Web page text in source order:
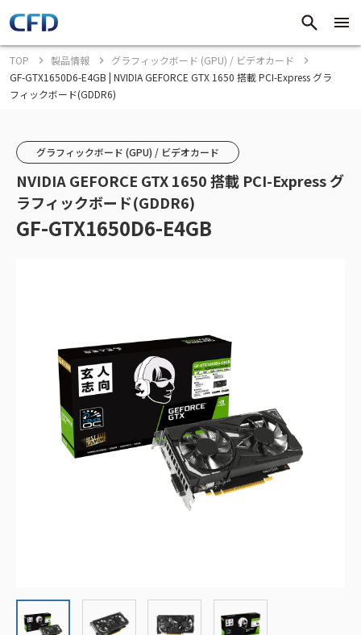
TOP 製品情報
グラフィックボード (GPU) / ビデオカード
GF-GTX1650D6-E4GB | NVIDIA GEFORCE GTX 1650 搭載 PCI-Express グラ
フィックボード(GDDR6)
グラフィックボード (GPU) / ビデオカード
NVIDIA GEFORCE GTX 1650 搭載 PCI-Express グ
ラフィックボード(GDDR6)
GF-GTX1650D6-E4GB